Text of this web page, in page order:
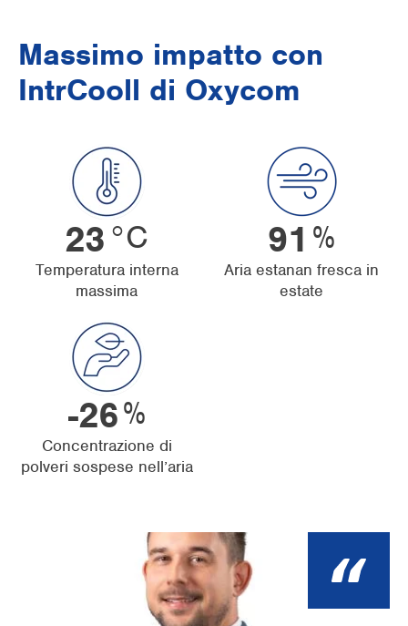
Massimo impatto con
IntrCooll di Oxycom
25 °C
Temperatura interna
massima
100%
Aria estanan fresca in
estate
-48%
Concentrazione di
polveri sospese nell’aria